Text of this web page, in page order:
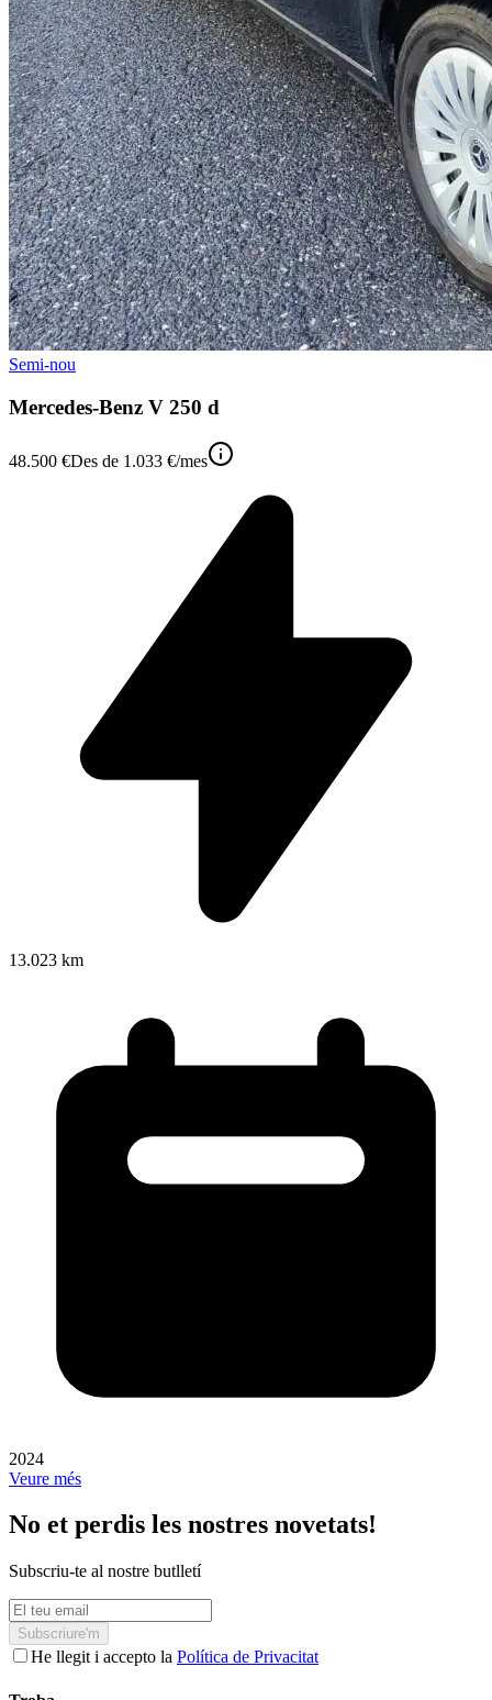
Semi-nou
Mercedes-Benz V 250 d
48.500 €Des de 1.033 €/mes
13.023 km
2024
Veure més
No et perdis les nostres novetats!
Subscriu-te al nostre butlletí
Subscriure'm
He llegit i accepto la Política de Privacitat